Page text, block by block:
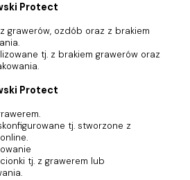
Protect
grawerów, ozdób oraz z brakiem
tj. z brakiem grawerów oraz
Protect
tj. stworzone z
tj. z grawerem lub